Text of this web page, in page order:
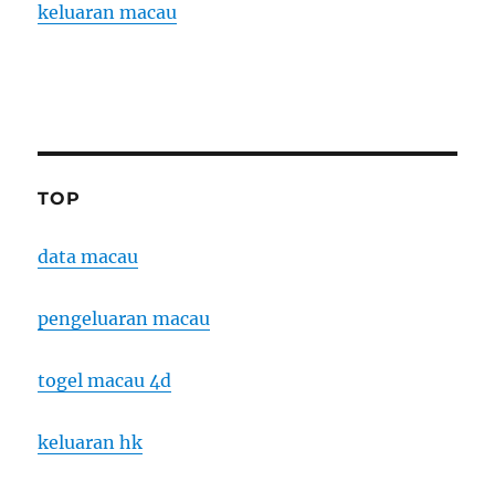
keluaran macau
TOP
data macau
pengeluaran macau
togel macau 4d
keluaran hk